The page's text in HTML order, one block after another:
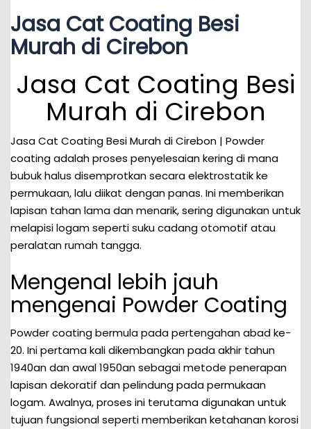
Jasa Cat Coating Besi
Murah di Cirebon
Jasa Cat Coating Besi
Murah di Cirebon
Jasa Cat Coating Besi Murah di Cirebon | Powder
coating adalah proses penyelesaian kering di mana
bubuk halus disemprotkan secara elektrostatik ke
permukaan, lalu diikat dengan panas. Ini memberikan
lapisan tahan lama dan menarik, sering digunakan untuk
melapisi logam seperti suku cadang otomotif atau
peralatan rumah tangga.
Mengenal lebih jauh
mengenai Powder Coating
Powder coating bermula pada pertengahan abad ke-
20. Ini pertama kali dikembangkan pada akhir tahun
1940an dan awal 1950an sebagai metode penerapan
lapisan dekoratif dan pelindung pada permukaan
logam. Awalnya, proses ini terutama digunakan untuk
tujuan fungsional seperti memberikan ketahanan korosi